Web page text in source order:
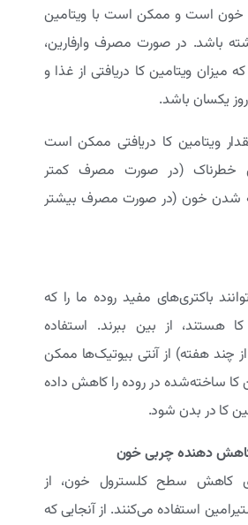
خون است و ممکن است با ویتامین
باشد. در صورت مصرف وارفارین،
میزان ویتامین کا دریافتی از غذا و
یکسان باشد.
ویتامین کا دریافتی ممکن است
خطرناک (در صورت مصرف کمتر
شدن خون (در صورت مصرف بیشتر
باکتری‌های مفید روده ما را که
هستند، از بین ببرند. استفاده
چند هفته) از آنتی بیوتیک‌ها ممکن
کا ساخته‌شده در روده را کاهش داده
کا در بدن شود.
دهنده چربی خون
کاهش سطح کلسترول خون، از
استفاده می‌کنند. از آنجایی که